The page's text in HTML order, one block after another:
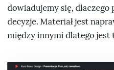
dowiadujemy się, dlaczego
decyzje. Materiał jest
między innymi dlatego jest